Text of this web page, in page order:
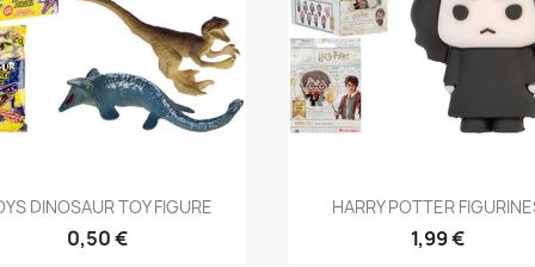
Anteprima
DINOSAUR TOY FIGURE
0,50 €
Anteprima
HARRY POTTER
1,99 €